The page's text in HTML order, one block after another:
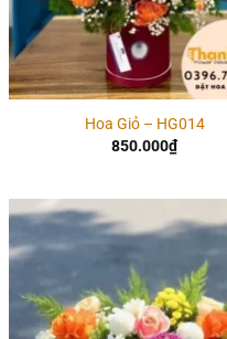
Hoa Giỏ – HG014
850.000₫